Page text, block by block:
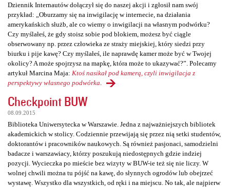
Dziennik Internautów dołączył się do naszej akcji i zgłosił nam swój
przykład: „Oburzamy się na inwigilację w internecie, na działania
amerykańskich służb, ale co wiemy o inwigilacji na własnym podwórku?
Czy myślałeś, że gdy stoisz sobie pod blokiem, możesz być ciągle
obserwowany np. przez człowieka ze straży miejskiej, który siedzi przy
biurku i pije kawę? Czy myślałeś, ile naprawdę kamer może być w Twojej
okolicy? A może spojrzysz na mapkę, która może to ukazywać?”. Polecamy
artykuł Marcina Maja: Ktoś nasikał pod kamerą, czyli inwigilacja z
perspektywy własnego podwórka
Checkpoint BUW
08.09.2015
Biblioteka Uniwersytecka w Warszawie. Jedna z najważniejszych bibliotek
akademickich w stolicy. Codziennie przewijają się przez nią setki studentów,
doktorantów i pracowników naukowych. Są również pasjonaci, samodzielni
badacze i warszawiacy, którzy poszukują niedostępnych gdzie indziej
pozycji. Wycieczka po mieście bez wizyty w BUW-ie też się nie liczy. W
wolnej chwili można tu pójść na kawę, do słynnych ogrodów lub obejrzeć
wystawę. Wszystko dla wszystkich, od ręki i na miejscu. No tak, ale najpierw